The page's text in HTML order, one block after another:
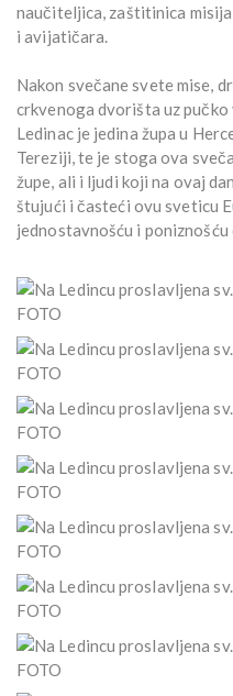
naučiteljica, zaštitinica
i avijatičara.
Nakon svečane svete mise,
crkvenoga dvorišta uz pučko
Ledinac je jedina župa u
Tereziji, te je stoga ova
župe, ali i ljudi koji na ovaj
štujući i časteći ovu sveticu
jednostavnošću i